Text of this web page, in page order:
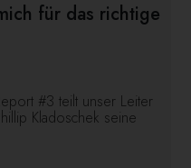
für das richtige
#3 teilt unser Leiter
Kladoschek seine